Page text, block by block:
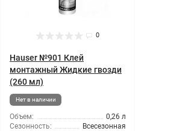
0
Hauser №901 Клей
монтажный Жидкие гвозди
(260 мл)
Нет в наличии
Объем:
0,26 л
Сезонность:
Всесезонная